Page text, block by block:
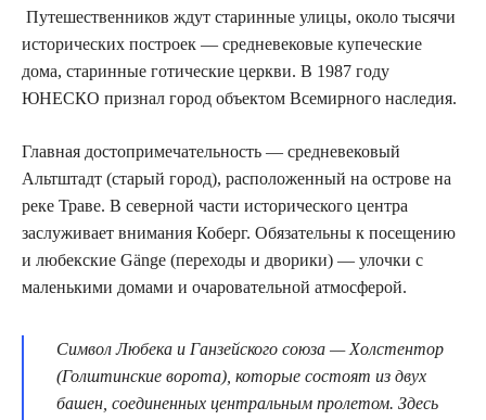
Путешественников ждут старинные улицы, около тысячи
исторических построек — средневековые купеческие
дома, старинные готические церкви. В 1987 году
ЮНЕСКО признал город объектом Всемирного наследия.
Главная достопримечательность — средневековый
Альтштадт (старый город), расположенный на острове на
реке Траве. В северной части исторического центра
заслуживает внимания Коберг. Обязательны к посещению
и любекские Gänge (переходы и дворики) — улочки с
маленькими домами и очаровательной атмосферой.
Символ Любека и Ганзейского союза — Холстентор
(Голштинские ворота), которые состоят из двух
башен, соединенных центральным пролетом. Здесь